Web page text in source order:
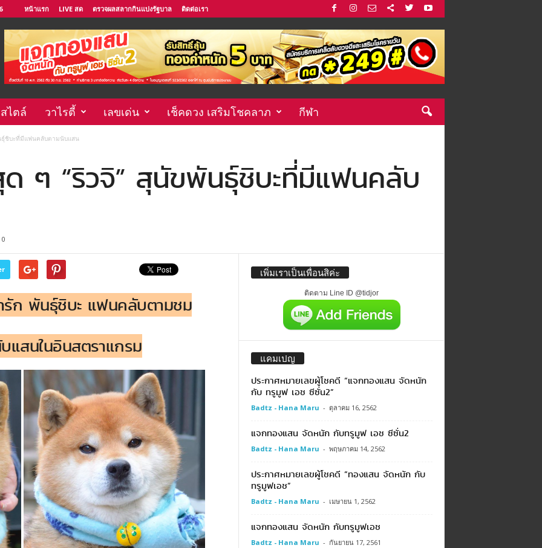
หน้าแรก LIVE สด ตรวจผลสลากกินแบ่งรัฐบาล ติดต่อเรา
ไตล์ วาไรตี้ เลขเด่น เช็คดวง เสริมโชคลาภ กีฬา
ธุ์ชิบะที่มีแฟนคลับตามนับแสน
ด ๆ “ริวจิ” สุนัขพันธุ์ชิบะที่มีแฟนคลับ
0
รัก พันธุ์ชิบะ แฟนคลับตามชม
แสนในอินสตราแกรม
เพิ่มเราเป็นเพื่อนสิค่ะ
ติดตาม Line ID @tidjor
แคมเปญ
ประกาศหมายเลขผู้โชคดี “แจกทองแสน จัดหนัก
กับ ทรูมูฟ เอช ซีซั่น2”
Badtz - Hana Maru - ตุลาคม 16, 2562
แจกทองแสน จัดหนัก กับทรูมูฟ เอช ซีซั่น2
Badtz - Hana Maru - พฤษภาคม 14, 2562
ประกาศหมายเลขผู้โชคดี “ทองแสน จัดหนัก กับ
ทรูมูฟเอช”
Badtz - Hana Maru - เมษายน 1, 2562
แจกทองแสน จัดหนัก กับทรูมูฟเอช
Badtz - Hana Maru - กันยายน 17, 2561